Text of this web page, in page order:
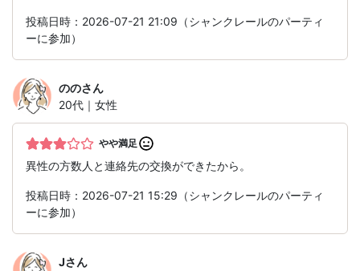
投稿日時：2026-07-21 21:09（シャンクレールのパーティ
ーに参加）
ののさん
20代｜女性
やや満足
異性の方数人と連絡先の交換ができたから。
投稿日時：2026-07-21 15:29（シャンクレールのパーティ
ーに参加）
Jさん